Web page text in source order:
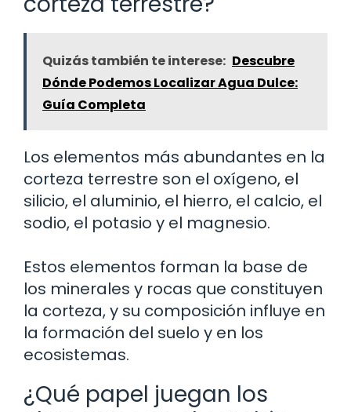
Quizás también te interese: Descubre
Dónde Podemos Localizar Agua Dulce:
Guía Completa
Los elementos más abundantes en la
corteza terrestre son el oxígeno, el
silicio, el aluminio, el hierro, el calcio, el
sodio, el potasio y el magnesio.
Estos elementos forman la base de
los minerales y rocas que constituyen
la corteza, y su composición influye en
la formación del suelo y en los
ecosistemas.
¿Qué papel juegan los